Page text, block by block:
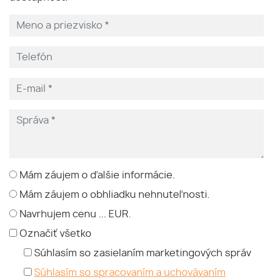
Mám záujem o ďalšie informácie.
Mám záujem o obhliadku nehnuteľnosti.
Navrhujem cenu ... EUR.
Označiť všetko
Súhlasím so zasielaním marketingových správ
Súhlasím so spracovaním a uchovávaním